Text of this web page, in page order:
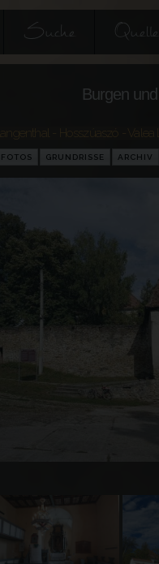
Suche
Burgen
Langenthal - Hosszúaszó -
FOTOS GRUNDRISSE ARCHIV